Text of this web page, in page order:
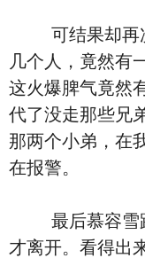
可结果却再次
几个人，竟然有
这火爆脾气竟然
代了没走那些兄
那两个小弟，在
在报警。
最后慕容雪跟
才离开。看得出